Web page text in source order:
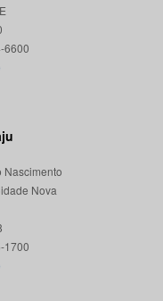
Nascimento
Nova